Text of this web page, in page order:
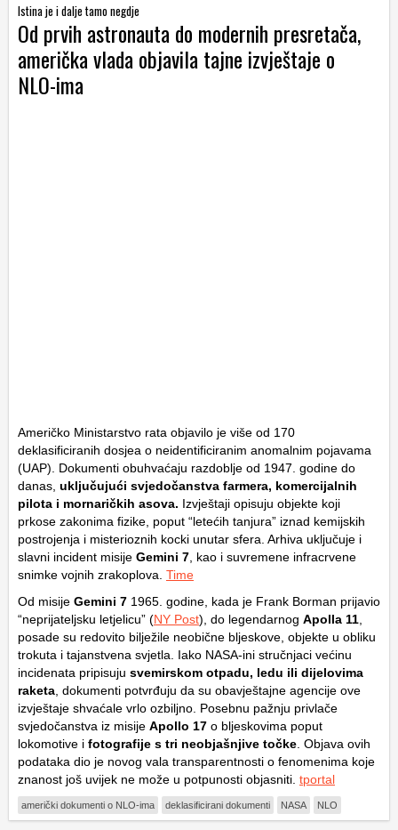
Istina je i dalje tamo negdje
Od prvih astronauta do modernih presretača,
američka vlada objavila tajne izvještaje o
NLO-ima
Američko Ministarstvo rata objavilo je više od 170
deklasificiranih dosjea o neidentificiranim anomalnim pojavama
(UAP). Dokumenti obuhvaćaju razdoblje od 1947. godine do
danas, uključujući svjedočanstva farmera, komercijalnih
pilota i mornaričkih asova. Izvještaji opisuju objekte koji
prkose zakonima fizike, poput “letećih tanjura” iznad kemijskih
postrojenja i misterioznih kocki unutar sfera. Arhiva uključuje i
slavni incident misije Gemini 7, kao i suvremene infracrvene
snimke vojnih zrakoplova. Time
Od misije Gemini 7 1965. godine, kada je Frank Borman prijavio
“neprijateljsku letjelicu” (NY Post), do legendarnog Apolla 11,
posade su redovito bilježile neobične bljeskove, objekte u obliku
trokuta i tajanstvena svjetla. Iako NASA-ini stručnjaci većinu
incidenata pripisuju svemirskom otpadu, ledu ili dijelovima
raketa, dokumenti potvrđuju da su obavještajne agencije ove
izvještaje shvaćale vrlo ozbiljno. Posebnu pažnju privlače
svjedočanstva iz misije Apollo 17 o bljeskovima poput
lokomotive i fotografije s tri neobjašnjive točke. Objava ovih
podataka dio je novog vala transparentnosti o fenomenima koje
znanost još uvijek ne može u potpunosti objasniti. tportal
američki dokumenti o NLO-ima deklasificirani dokumenti NASA NLO